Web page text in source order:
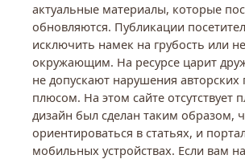
актуальные материалы, которые
обновляются. Публикации
исключить намек на грубость или
окружающим. На ресурсе царит
не допускают нарушения
плюсом. На этом сайте отсутствует
дизайн был сделан таким образом,
ориентироваться в статьях, и
мобильных устройствах. Если вам